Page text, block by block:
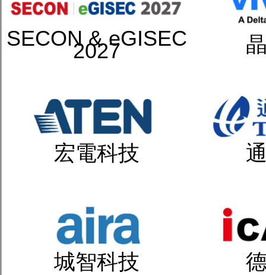
SECON & eGISEC
2027
宏電科技
城智科技